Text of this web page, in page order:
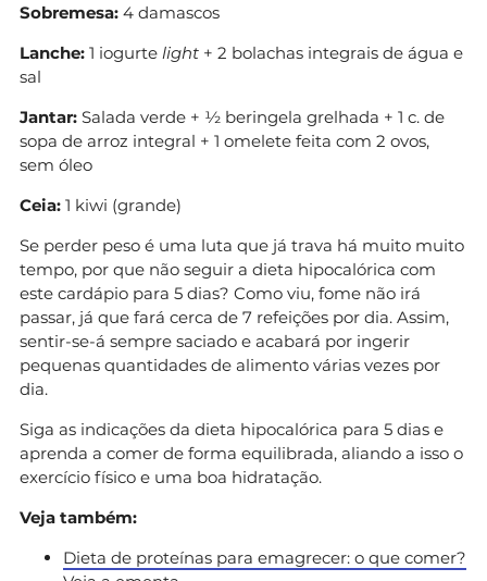
Sobremesa: 4 damascos
Lanche: 1 iogurte light + 2 bolachas integrais de água e
sal
Jantar: Salada verde + ½ beringela grelhada + 1 c. de
sopa de arroz integral + 1 omelete feita com 2 ovos,
sem óleo
Ceia: 1 kiwi (grande)
Se perder peso é uma luta que já trava há muito muito
tempo, por que não seguir a dieta hipocalórica com
este cardápio para 5 dias? Como viu, fome não irá
passar, já que fará cerca de 7 refeições por dia. Assim,
sentir-se-á sempre saciado e acabará por ingerir
pequenas quantidades de alimento várias vezes por
dia.
Siga as indicações da dieta hipocalórica para 5 dias e
aprenda a comer de forma equilibrada, aliando a isso o
exercício físico e uma boa hidratação.
Veja também:
Dieta de proteínas para emagrecer: o que comer?